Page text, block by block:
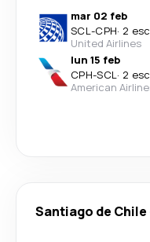
mar 02 feb
SCL-CPH· 2
United Airlines
lun 15 feb
CPH-SCL· 2
American
Santiago de Chile